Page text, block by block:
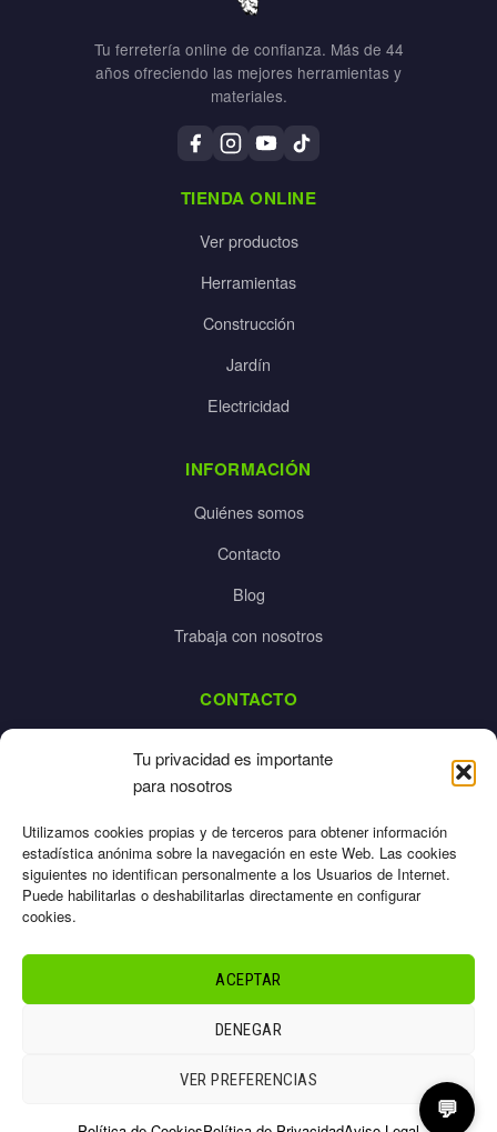
Tu privacidad es importante
para nosotros
Utilizamos cookies propias y de terceros para obtener información
estadística anónima sobre la navegación en este Web. Las cookies
siguientes no identifican personalmente a los Usuarios de Internet.
Puede habilitarlas o deshabilitarlas directamente en configurar
cookies.
ACEPTAR
DENEGAR
VER PREFERENCIAS
Tu ferretería online de confianza. Más de 44
años ofreciendo las mejores herramientas y
materiales.
TIENDA ONLINE
Ver productos
Herramientas
Construcción
Jardín
Electricidad
INFORMACIÓN
Quiénes somos
Contacto
Blog
Trabaja con nosotros
CONTACTO
925 532 213
Cookies
Términos
Sitemap
💬